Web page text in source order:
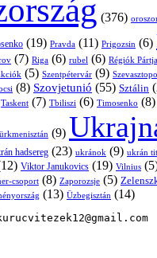
(376)
(19) Pravda (11) Prigozsin (6)
(7) Riga (6) rubel (6) Régiók Pártja
(5) Szentpétervár (9)
(8) Szovjetunió (55) Sztálin
Taskent (7) Tbiliszi (6) Timosenko (8)
(9)
hadsereg (23) ukránok (9) ukrán
Viktor Janukovics (19) Vilnius
csoport (8) Zaporozsje (5)
(13) Üzbegisztán (14)